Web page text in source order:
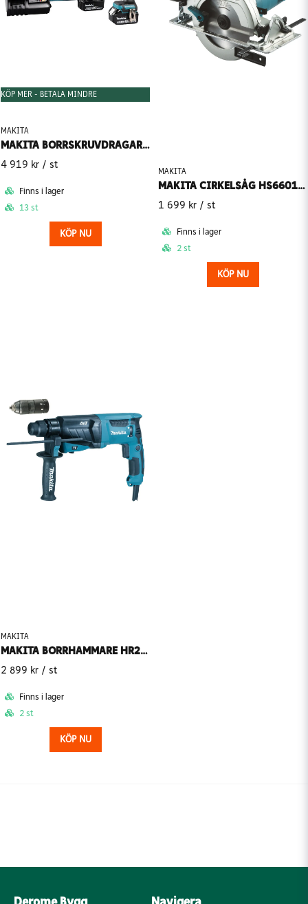
KÖP MER - BETALA MINDRE
MAKITA
MAKITA BORRSKRUVDRAGARE LXT DDF486RTJ 18V + LADDARE & 2 BATTERIER
4 919 kr / st
Finns i lager
13 st
KÖP NU
MAKITA
MAKITA CIRKELSÅG HS6601 165MM 1050W
1 699 kr / st
Finns i lager
2 st
KÖP NU
MAKITA
MAKITA BORRHAMMARE HR2631FTJ AVT 26MM 800W FÖR SDS-PLUS MAKPAC 2,4J
2 899 kr / st
Finns i lager
2 st
KÖP NU